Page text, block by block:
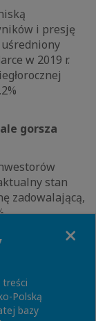
i presję
w 2019 r.
gorsza
stan
zadowalającą,
oceniana jest
15%
że
jedna
Polską
bazy